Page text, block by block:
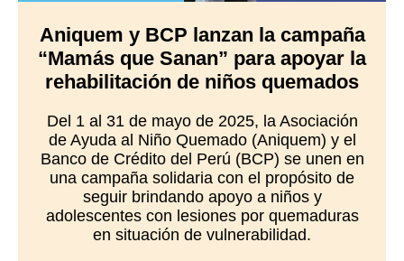
Aniquem y BCP lanzan la campaña
“Mamás que Sanan” para apoyar la
rehabilitación de niños quemados
Del 1 al 31 de mayo de 2025, la Asociación
de Ayuda al Niño Quemado (Aniquem) y el
Banco de Crédito del Perú (BCP) se unen en
una campaña solidaria con el propósito de
seguir brindando apoyo a niños y
adolescentes con lesiones por quemaduras
en situación de vulnerabilidad.